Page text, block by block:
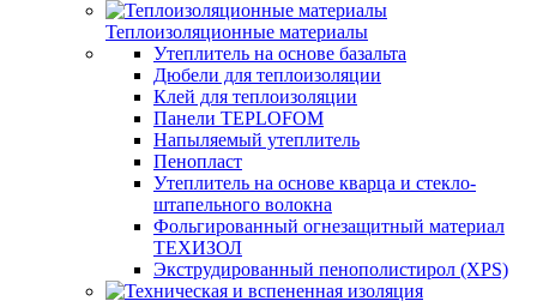
Теплоизоляционные материалы
Утеплитель на основе базальта
Дюбели для теплоизоляции
Клей для теплоизоляции
Панели TEPLOFOM
Напыляемый утеплитель
Пенопласт
Утеплитель на основе кварца и стекло-
штапельного волокна
Фольгированный огнезащитный материал
ТЕХИЗОЛ
Экструдированный пенополистирол (XPS)